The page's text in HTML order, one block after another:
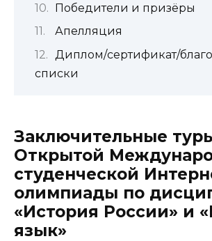
Победители и призёры
Апелляция
Диплом/сертификат/
списки
Заключительные
Открытой
студенческой
олимпиады по
«История России» и
язык»